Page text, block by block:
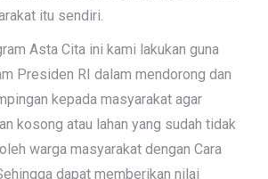
itu sendiri.
Asta Cita ini kami lakukan guna
Presiden RI dalam mendorong dan
kepada masyarakat agar
kosong atau lahan yang sudah tidak
warga masyarakat dengan Cara
dapat memberikan nilai